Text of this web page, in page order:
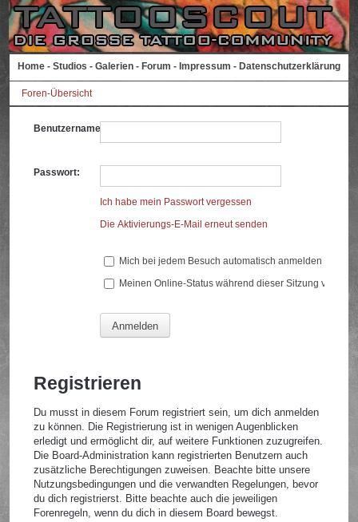
Home - Studios - Galerien - Forum - Impressum - Datenschutzerklärung
Foren-Übersicht
Benutzername:
Passwort:
Ich habe mein Passwort vergessen
Die Aktivierungs-E-Mail erneut senden
Mich bei jedem Besuch automatisch anmelden
Meinen Online-Status während dieser Sitzung
Registrieren
Du musst in diesem Forum registriert sein, um dich anmelden
zu können. Die Registrierung ist in wenigen Augenblicken
erledigt und ermöglicht dir, auf weitere Funktionen zuzugreifen.
Die Board-Administration kann registrierten Benutzern auch
zusätzliche Berechtigungen zuweisen. Beachte bitte unsere
Nutzungsbedingungen und die verwandten Regelungen, bevor
du dich registrierst. Bitte beachte auch die jeweiligen
Forenregeln, wenn du dich in diesem Board bewegst.